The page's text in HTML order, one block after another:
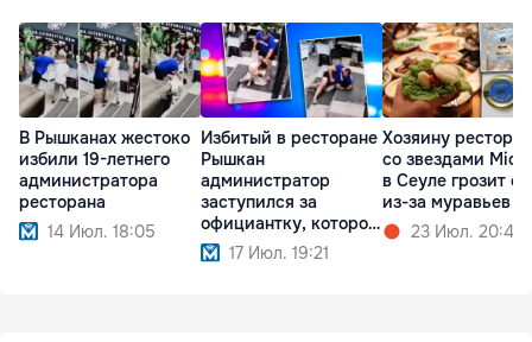
В Рышканах жестоко
избили 19-летнего
администратора
ресторана
14 Июл. 18:05
Избитый в ресторане
Рышкан
администратор
заступился за
официантку, которой
угрожали
17 Июл. 19:21
Хозяину
со звездами
в Сеуле грозит
из-за муравьев в
23 Июл. 20:45